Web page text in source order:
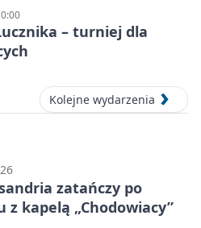
– turniej dla
Kolejne wydarzenia
zatańczy po
z kapelą „Chodowiacy”